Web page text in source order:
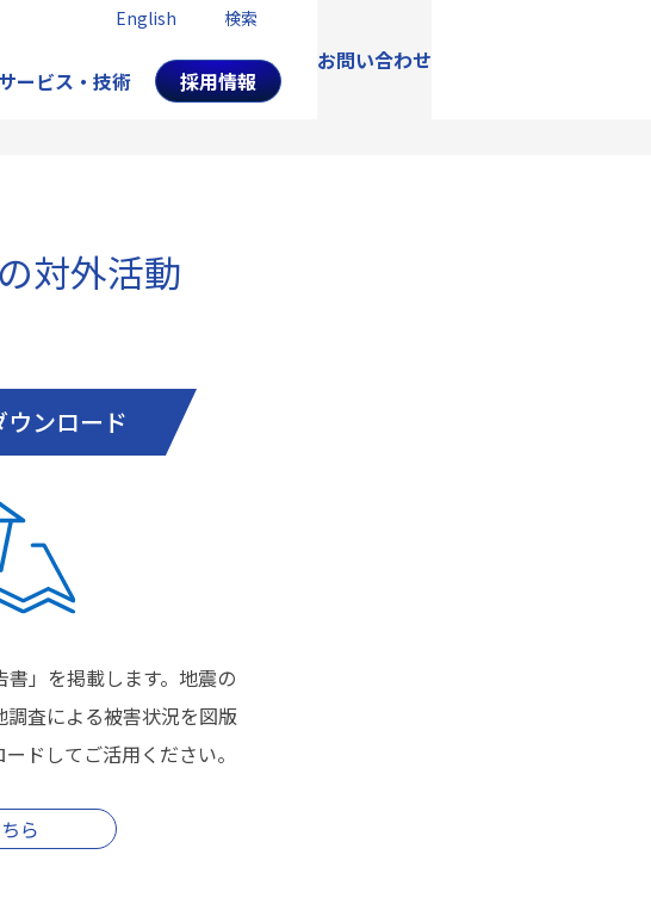
English 検索
サービス・技術 採用情報
お問い合わせ
対外活動
ンロード
」を掲載します。地震の
査による被害状況を図版
ドしてご活用ください。
ら